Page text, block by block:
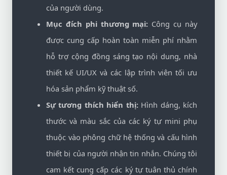
của người dùng.
Mục đích phi thương mại: Công cụ này
được cung cấp hoàn toàn miễn phí nhằm
hỗ trợ cộng đồng sáng tạo nội dung, nhà
thiết kế UI/UX và các lập trình viên tối ưu
hóa sản phẩm kỹ thuật số.
Sự tương thích hiển thị:Hình dáng, kích
thước và màu sắc của các ký tự mini phụ
thuộc vào phông chữ hệ thống và cấu hình
thiết bị của người nhận tin nhắn. Chúng tôi
cam kết cung cấp các ký tự tuân thủ chính